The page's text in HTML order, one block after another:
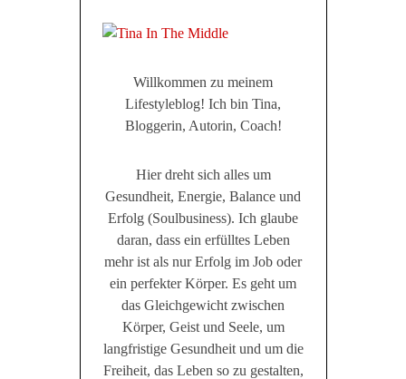
Willkommen zu meinem
Lifestyleblog! Ich bin Tina,
Bloggerin, Autorin, Coach!
Hier dreht sich alles um
Gesundheit, Energie, Balance und
Erfolg (Soulbusiness). Ich glaube
daran, dass ein erfülltes Leben
mehr ist als nur Erfolg im Job oder
ein perfekter Körper. Es geht um
das Gleichgewicht zwischen
Körper, Geist und Seele, um
langfristige Gesundheit und um die
Freiheit, das Leben so zu gestalten,